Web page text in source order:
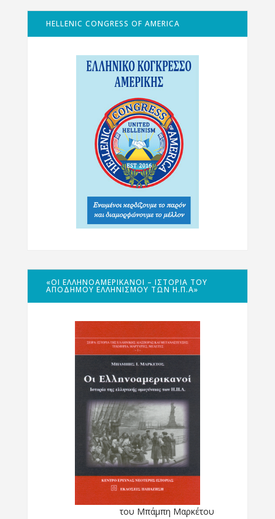
HELLENIC CONGRESS OF AMERICA
«ΟΙ ΕΛΛΗΝΟΑΜΕΡΙΚΑΝΟΊ – ΙΣΤΟΡΊΑ ΤΟΥ
ΑΠΌΔΗΜΟΥ ΕΛΛΗΝΙΣΜΟΎ ΤΩΝ Η.Π.Α»
του Μπάμπη Μαρκέτου